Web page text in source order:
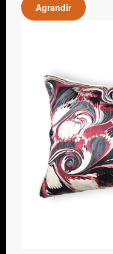
Agrandir